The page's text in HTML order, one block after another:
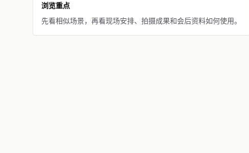
浏览重点
先看相似场景，再看现场安排、拍摄成果和会后资料如何使用。